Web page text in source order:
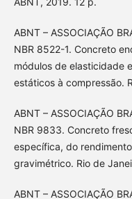
ABNT – ASSOCIAÇÃO
NBR 8522-1. Concreto
módulos de elasticidade
estáticos à compressão.
ABNT – ASSOCIAÇÃO
NBR 9833. Concreto
específica, do
gravimétrico. Rio de
ABNT – ASSOCIAÇÃO